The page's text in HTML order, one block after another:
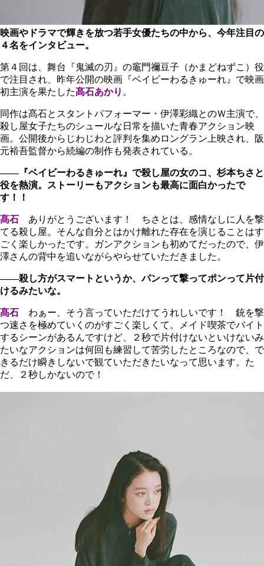
映画やドラマで輝きを放つ若手女優たちの中から、今年注目の
４名をインタビュー。
第４回は、舞台『鬼滅の刃』の竈門禰豆子（かまどねずこ）役
で注目され、昨年公開の映画『ベイビーわるきゅーれ』で映画
初主演を果たした髙石あかり 。
同作は髙石とスタントパフォーマー・伊澤彩織とのＷ主演で、
殺し屋女子たちのシュールな日常を描いた青春アクション映
画。公開後からじわじわと評判を集めロングラン上映され、阪
元裕吾監督から続編の制作も発表されている。
――『ベイビーわるきゅーれ』で殺し屋の女のコ、杉本ちさと
役を熱演。ストーリーもアクションも最高に面白かったで
す！！
髙石 ありがとうございます！ ちさとは、感情なしに人を撃
てる殺し屋。そんな自分とはかけ離れた存在を演じることはす
ごく楽しかったです。ガンアクションも初めてだったので、伊
澤さんの背中を追いながらやらせていただきました。
――殺し方がスマートというか、パンって撃ってポンって片付
けるみたいな。
髙石
わぁー、そう言っていただけてうれしいです！ 銃を撃
つ速さを極めていくのがすごく楽しくて。メイド喫茶でバイト
するシーンがあるんですけど、２秒で片付けないといけないみ
たいなアクションは何回も練習して苦労したところなので、で
きるだけ瞬きしないで観ていただきたいなって思います。た
だ、２秒しかないので！